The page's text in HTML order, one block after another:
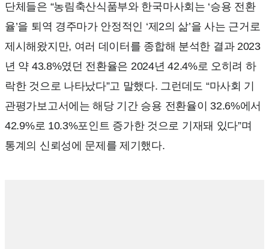
단체들은 “농림축산식품부와 한국마사회는 ‘승용 전환
율’을 퇴역 경주마가 안정적인 ‘제2의 삶’을 사는 근거로
제시해왔지만, 여러 데이터를 종합해 분석한 결과 2023
년 약 43.8%였던 전환율은 2024년 42.4%로 오히려 하
락한 것으로 나타났다”고 말했다. 그런데도 “마사회 기
관평가보고서에는 해당 기간 승용 전환율이 32.6%에서
42.9%로 10.3%포인트 증가한 것으로 기재돼 있다”며
통계의 신뢰성에 문제를 제기했다.